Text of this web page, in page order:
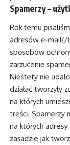
Spamerzy –
Rok temu
adresów e-mail{/
sposobów
zarzucenie
Niestety nie
działać tworzyły
na których
treści. Spamerzy
na których
zasadzie jak